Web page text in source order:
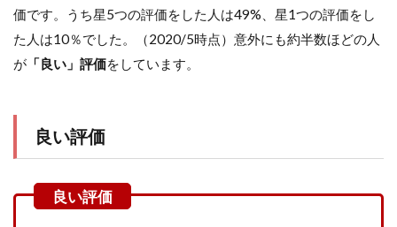
価です。うち星5つの評価をした人は49%、星1つの評価をし
た人は10％でした。（2020/5時点）意外にも約半数ほどの人
が 「良い」評価をしています。
良い評価